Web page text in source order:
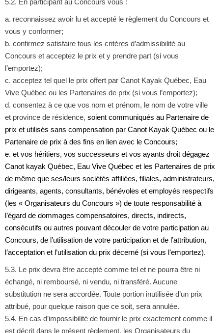
a. reconnaissez avoir lu et accepté le règlement du Concours et
vous y conformer;
b. confirmez satisfaire tous les critères d’admissibilité au
Concours et acceptez le prix et y prendre part (si vous
l’emportez);
c. acceptez tel quel le prix offert par Canot Kayak Québec, Eau
Vive Québec ou les Partenaires de prix (si vous l’emportez);
d. consentez à ce que vos nom et prénom, le nom de votre ville
et province de résidence, soient communiqués au Partenaire de
prix et utilisés sans compensation par Canot Kayak Québec ou le
Partenaire de prix à des fins en lien avec le Concours;
e. et vos héritiers, vos successeurs et vos ayants droit dégagez
Canot kayak Québec, Eau Vive Québec et les Partenaires de prix
de même que ses/leurs sociétés affiliées, filiales, administrateurs,
dirigeants, agents, consultants, bénévoles et employés respectifs
(les « Organisateurs du Concours ») de toute responsabilité à
l’égard de dommages compensatoires, directs, indirects,
consécutifs ou autres pouvant découler de votre participation au
Concours, de l’utilisation de votre participation et de l’attribution,
l’acceptation et l’utilisation du prix décerné (si vous l’emportez).
5.3. Le prix devra être accepté comme tel et ne pourra être ni
échangé, ni remboursé, ni vendu, ni transféré. Aucune
substitution ne sera accordée. Toute portion inutilisée d’un prix
attribué, pour quelque raison que ce soit, sera annulée.
5.4. En cas d’impossibilité de fournir le prix exactement comme il
est décrit dans le présent règlement, les Organisateurs du